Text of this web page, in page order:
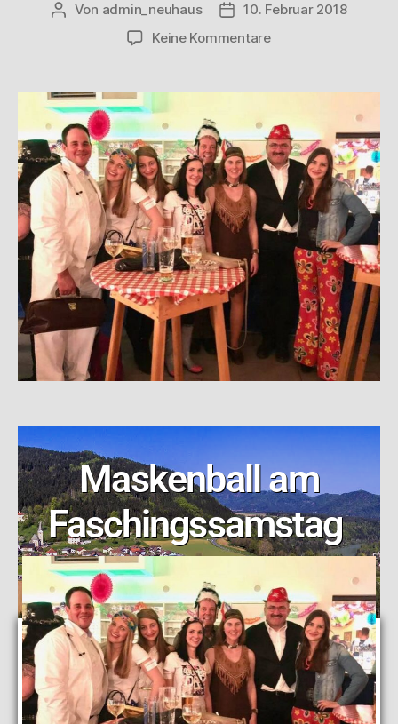
Von admin_neuhaus
10. Februar 2018
Keine Kommentare
Maskenball am
Faschingssamstag